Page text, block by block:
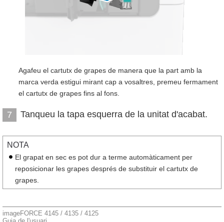
Agafeu el cartutx de grapes de manera que la part amb la
marca verda estigui mirant cap a vosaltres, premeu fermament
el cartutx de grapes fins al fons.
7 Tanqueu la tapa esquerra de la unitat d'acabat.
NOTA
El grapat en sec es pot dur a terme automàticament per
reposicionar les grapes després de substituir el cartutx de
grapes.
imageFORCE 4145 / 4135 / 4125